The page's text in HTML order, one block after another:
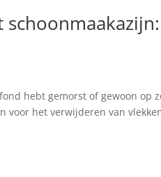
hebt gemorst ⁤of gewoon‌ op
voor het verwijderen van